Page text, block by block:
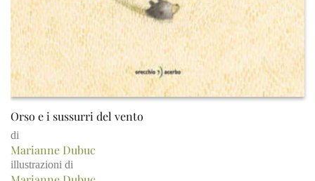
Orso e i sussurri del vento
di
Marianne Dubuc
illustrazioni di